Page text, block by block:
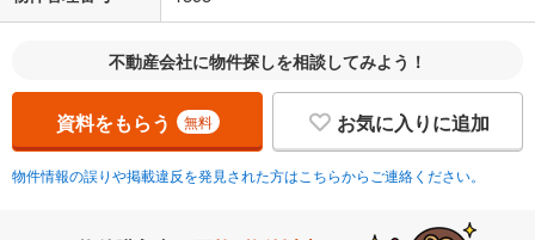
不動産会社に物件探しを相談してみよう！
資料をもらう 無料 お気に入りに追加
物件情報の誤りや掲載違反を発見された方はこちらからご連絡ください。